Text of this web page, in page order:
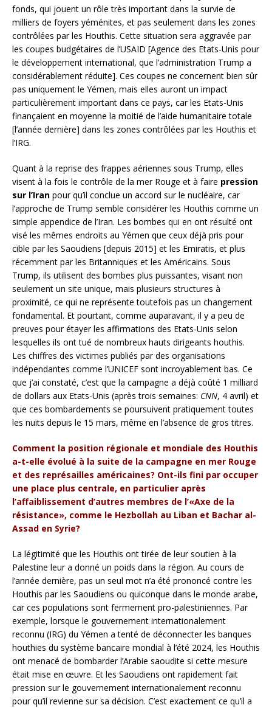
fonds, qui jouent un rôle très important dans la survie de
milliers de foyers yéménites, et pas seulement dans les zones
contrôlées par les Houthis. Cette situation sera aggravée par
les coupes budgétaires de l’USAID [Agence des Etats-Unis pour
le développement international, que l’administration Trump a
considérablement réduite]. Ces coupes ne concernent bien sûr
pas uniquement le Yémen, mais elles auront un impact
particulièrement important dans ce pays, car les Etats-Unis
finançaient en moyenne la moitié de l’aide humanitaire totale
[l’année dernière] dans les zones contrôlées par les Houthis et
l’IRG.
Quant à la reprise des frappes aériennes sous Trump, elles
visent à la fois le contrôle de la mer Rouge et à faire pression
sur l’Iran pour qu’il conclue un accord sur le nucléaire, car
l’approche de Trump semble considérer les Houthis comme un
simple appendice de l’Iran. Les bombes qui en ont résulté ont
visé les mêmes endroits au Yémen que ceux déjà pris pour
cible par les Saoudiens [depuis 2015] et les Emiratis, et plus
récemment par les Britanniques et les Américains. Sous
Trump, ils utilisent des bombes plus puissantes, visant non
seulement un site unique, mais plusieurs structures à
proximité, ce qui ne représente toutefois pas un changement
fondamental. Et pourtant, comme auparavant, il y a peu de
preuves pour étayer les affirmations des Etats-Unis selon
lesquelles ils ont tué de nombreux hauts dirigeants houthis.
Les chiffres des victimes publiés par des organisations
indépendantes comme l’UNICEF sont incroyablement bas. Ce
que j’ai constaté, c’est que la campagne a déjà coûté 1 milliard
de dollars aux Etats-Unis (après trois semaines: CNN, 4 avril) et
que ces bombardements se poursuivent pratiquement toutes
les nuits depuis le 15 mars, même en l’absence de gros titres.
Comment la position régionale et mondiale des Houthis
a-t-elle évolué à la suite de la campagne en mer Rouge
et des représailles américaines? Ont-ils fini par occuper
une place plus centrale, en particulier après
l’affaiblissement d’autres membres de l’«Axe de la
résistance», comme le Hezbollah au Liban et Bachar al-
Assad en Syrie?
La légitimité que les Houthis ont tirée de leur soutien à la
Palestine leur a donné un poids dans la région. Au cours de
l’année dernière, pas un seul mot n’a été prononcé contre les
Houthis par les Saoudiens ou quiconque dans le monde arabe,
car ces populations sont fermement pro-palestiniennes. Par
exemple, lorsque le gouvernement internationalement
reconnu (IRG) du Yémen a tenté de déconnecter les banques
houthies du système bancaire mondial à l’été 2024, les Houthis
ont menacé de bombarder l’Arabie saoudite si cette mesure
était mise en œuvre. Et les Saoudiens ont rapidement fait
pression sur le gouvernement internationalement reconnu
pour qu’il revienne sur sa décision. C’est exactement ce qu’il a